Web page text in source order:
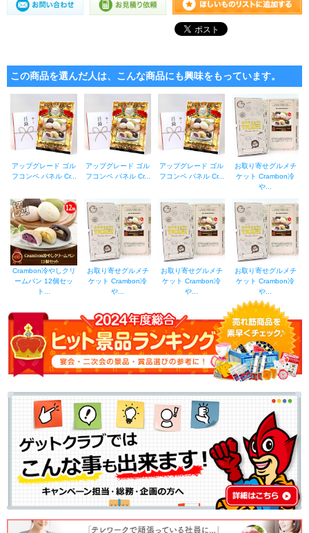
この商品を選んだ人は、こんな商品にも興味をもっています。
アップグレード ゴル
フコンペ パネル Cr...
アップグレード ゴル
フコンペ パネル Cr...
アップグレード ゴル
フコンペ パネル Cr...
お取り寄せグルメチ
ケット Crambon冷
や...
Crambon冷やしクリ
ームパン 12個セッ
ト...
お取り寄せグルメチ
ケット Crambon冷
や...
お取り寄せグルメチ
ケット Crambon冷
や...
お取り寄せグルメチ
ケット Crambon冷
や...